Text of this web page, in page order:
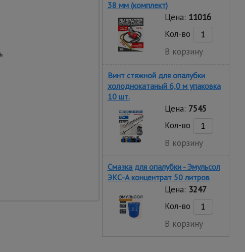
и демонтаж
замка позволяет
конструкции.
эффективность
38 мм (комплект)
Цена: 11016
Кол-во
В корзину
Винт стяжной для опалубки
холоднокатаный 6,0 м упаковка
10 шт.
Цена: 7545
Кол-во
В корзину
Смазка для опалубки - Эмульсол
ЭКС-А концентрат 50 литров
Цена: 3247
Кол-во
В корзину